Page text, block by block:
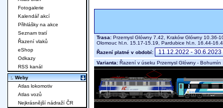
Trasa: Przemysl Glówny 7.42, Kraków Glówny
Olomouc hl.n. 15.17-15.19, Pardubice hl.n. 16.44-
Řazení platné v období:
Varianta: Řazení v úseku Przemysl Glówny - Bohumín
Fotogalerie
Kalendář akcí
Přihlášky na akce
Seznam tratí
Řazení vlaků
eShop
Odkazy
RSS kanál
:. Weby
Atlas lokomotiv
Atlas vozů
Nejkrásnější nádraží ČR